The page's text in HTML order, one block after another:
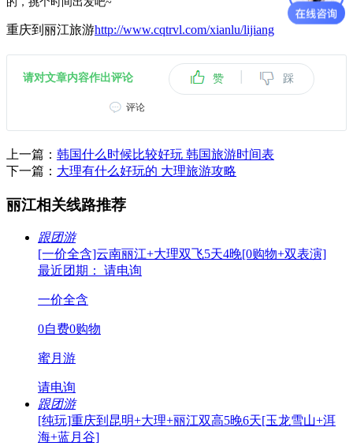
重庆到丽江旅游http://www.cqtrvl.com/xianlu/lijiang
请对文章内容作出评论 赞 | 踩
评论
上一篇： 韩国什么时候比较好玩 韩国旅游时间表
下一篇： 大理有什么好玩的 大理旅游攻略
丽江相关线路推荐
跟团游
[一价全含]云南丽江+大理双飞5天4晚[0购物+双表演]
最近团期： 请电询
一价全含
0自费0购物
蜜月游
请电询
跟团游
[纯玩]重庆到昆明+大理+丽江双高5晚6天[玉龙雪山+洱
海+蓝月谷]